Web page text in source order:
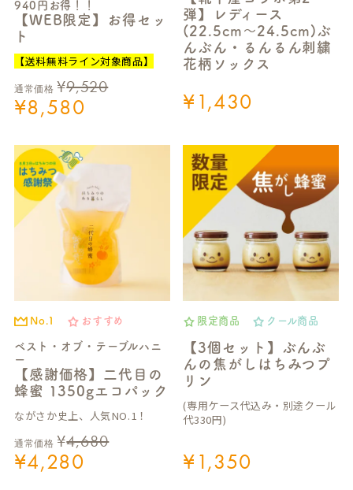
940円お得！！
【WEB限定】お得セッ
ト
【送料無料ライン対象商品】
通常価格 ¥9,520
¥8,580
弾】レディース
(22.5cm～24.5cm)ぶ
んぶん・るんるん刺繍
花柄ソックス
¥1,430
No.1 おすすめ
ベスト・オブ・テーブルハニ
ー
【感謝価格】二代目の
蜂蜜 1350gエコパック
ながさか史上、人気NO.1！
通常価格 ¥4,680
¥4,280
限定商品 クール商品
【3個セット】ぶんぶ
んの焦がしはちみつプ
リン
(専用ケース代込み・別途クール
代330円)
¥1,350